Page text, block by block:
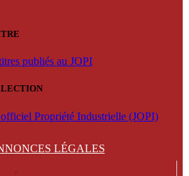
publiés au JOPI
Propriété Industrielle (JOPI)
LÉGALES
: